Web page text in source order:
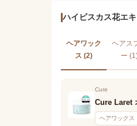
ハイビスカス花エ
ヘアワック
ス (2)
ヘアス
ー
Cure
Cure Laret
ヘアワックス